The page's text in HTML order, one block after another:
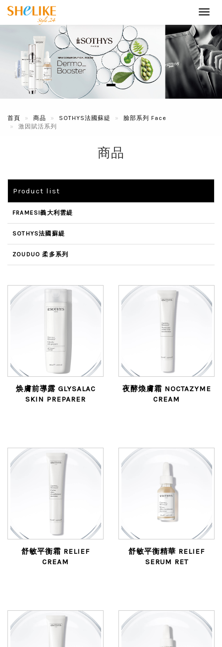
首頁 商品 SOTHYS法國蘇緹
臉部系列 Face
激因賦活系列
商品
Product list
FRAMESI義大利雲緹
SOTHYS法國蘇緹
ZOUDUO 柔多系列
焕膚前導露 GLYSALAC
SKIN PREPARER
夜酵煥膚霜 NOCTAZYME
CREAM
舒敏平衡霜 RELIEF
CREAM
舒敏平衡精華 RELIEF
SERUM RET